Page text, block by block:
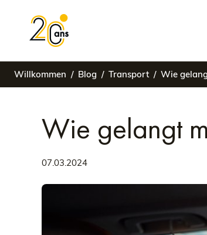
Willkommen Blog Transport Wie
Wie gelangt
07.03.2024